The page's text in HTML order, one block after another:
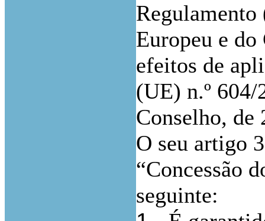
Regulamento
Europeu e
efeitos de
(UE) n.º 604/
Conselho, de
O seu artigo
“Concessão
seguinte: